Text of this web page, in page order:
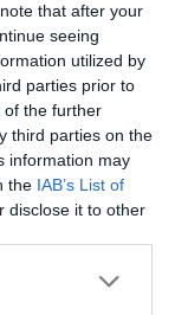
that after your
seeing
utilized by
parties prior to
of the further
third parties on the
information may
the IAB’s List of
disclose it to other
interfejsu
klatki
technologia
GPU